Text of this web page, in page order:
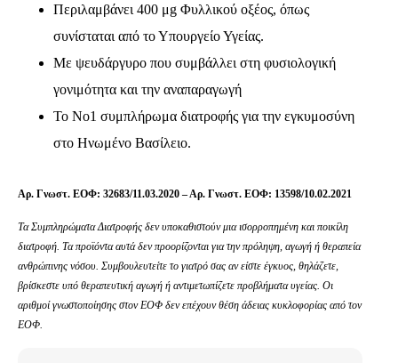
Περιλαμβάνει 400 μg Φυλλικού οξέος, όπως
συνίσταται από το Υπουργείο Υγείας.
Με ψευδάργυρο που συμβάλλει στη φυσιολογική
γονιμότητα και την αναπαραγωγή
Το Νο1 συμπλήρωμα διατροφής για την εγκυμοσύνη
στο Ηνωμένο Βασίλειο.
Αρ. Γνωστ. ΕΟΦ: 32683/11.03.2020 – Αρ. Γνωστ. ΕΟΦ: 13598/10.02.2021
Τα Συμπληρώματα Διατροφής δεν υποκαθιστούν μια ισορροπημένη καιποικίλη
διατροφή. Τα προϊόντα αυτά δεν προορίζονται για την πρόληψη, αγωγή ή θεραπεία
ανθρώπινης νόσου. Συμβουλευτείτε το γιατρό σας αν είστε έγκυος, θηλάζετε,
βρίσκεστε υπό θεραπευτική αγωγή ή αντιμετωπίζετε προβλήματα υγείας. Οι
αριθμοί γνωστοποίησης στον ΕΟΦ δεν επέχουν θέση άδειας κυκλοφορίας από τον
ΕΟΦ.